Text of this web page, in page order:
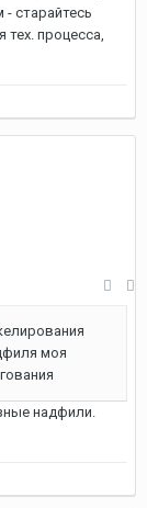
старайтесь
процесса,
моя
надфили.